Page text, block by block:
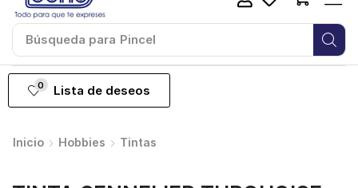
Búsqueda para Pincel
0 Lista de deseos
Inicio Hobbies Tintas